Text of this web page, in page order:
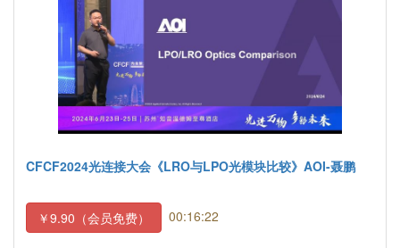
CFCF2024光连接大会《LRO与LPO光模块比较》AOI-聂鹏
￥9.90（会员免费） 00:16:22